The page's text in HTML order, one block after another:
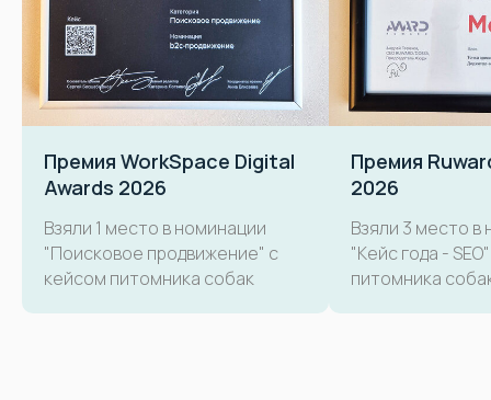
Премия WorkSpace Digital
Awards 2026
Взяли 1 место в номинации
"Поисковое продвижение" с
кейсом питомника собак
Премия
2026
Взяли 3 место в
"Кейс года -
питомника
Обеспечим развитие